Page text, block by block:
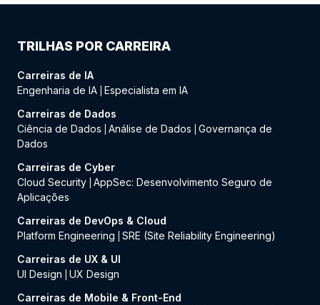
TRILHAS POR CARREIRA
Carreiras de IA
Engenharia de IA Especialista em IA
Carreiras de Dados
Ciência de Dados
Análise de Dados
Governança de
Dados
Carreiras de Cyber
Cloud Security AppSec: Desenvolvimento Seguro de
Aplicações
Carreiras de DevOps & Cloud
Platform Engineering
SRE (Site Reliability Engineering)
Carreiras de UX & UI
UI Design
UX Design
Carreiras de Mobile & Front-End